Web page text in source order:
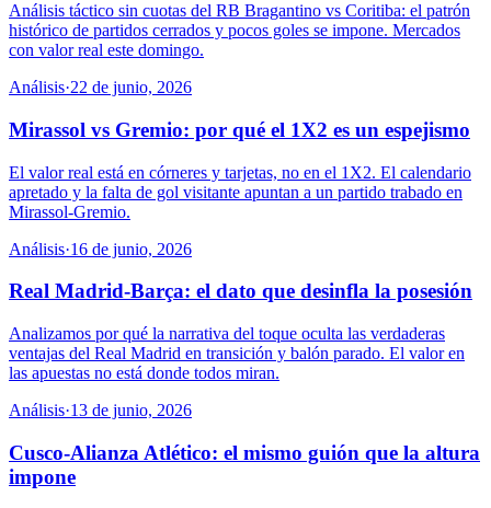
Análisis táctico sin cuotas del RB Bragantino vs Coritiba: el patrón
histórico de partidos cerrados y pocos goles se impone. Mercados
con valor real este domingo.
Análisis·22 de junio, 2026
Mirassol vs Gremio: por qué el 1X2 es un espejismo
El valor real está en córneres y tarjetas, no en el 1X2. El calendario
apretado y la falta de gol visitante apuntan a un partido trabado en
Mirassol-Gremio.
Análisis·16 de junio, 2026
Real Madrid-Barça: el dato que desinfla la posesión
Analizamos por qué la narrativa del toque oculta las verdaderas
ventajas del Real Madrid en transición y balón parado. El valor en
las apuestas no está donde todos miran.
Análisis·13 de junio, 2026
Cusco-Alianza Atlético: el mismo guión que la altura
impone